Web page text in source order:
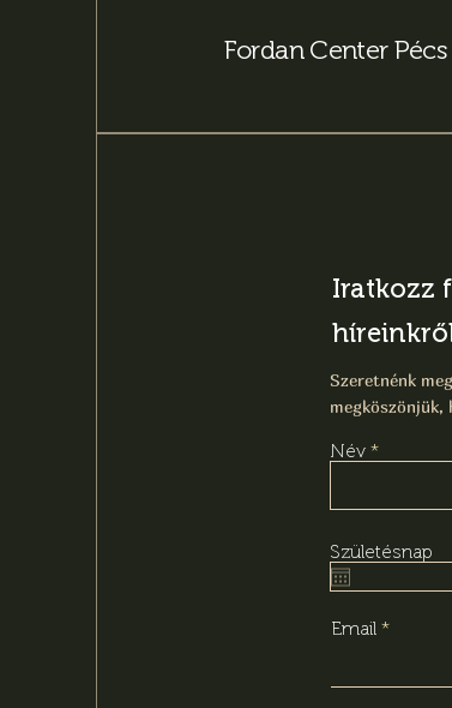
Fordan Center Pécs
Iratkozz
Szeretnénk
Név
Születésnap
Email